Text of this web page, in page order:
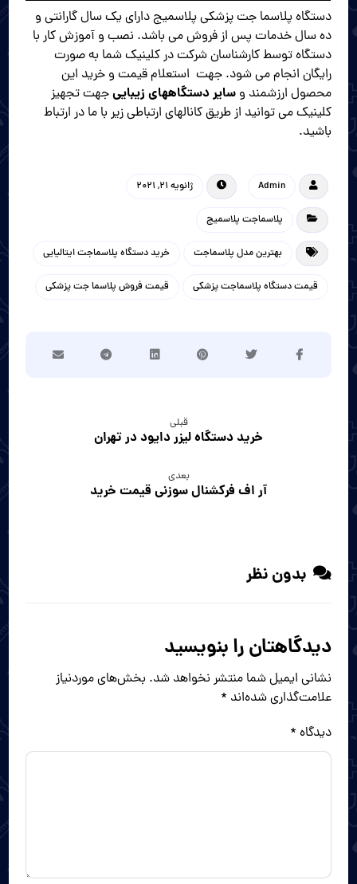
دستگاه پلاسما جت پزشکی پلاسمیج دارای یک سال گارانتی و
ده سال خدمات پس از فروش می باشد. نصب و آموزش کار با
دستگاه توسط کارشناسان شرکت در کلینیک شما به صورت
رایگان انجام می شود. جهت استعلام قیمت و خرید این
محصول ارزشمند وسایر دستگاههای زیباییجهت تجهیز
کلینیک می توانید از طریق کانالهای ارتباطی زیر با ما در ارتباط
باشید.
Admin ژانویه 21, 2021
پلاسماجت پلاسمیج
بهترین مدل پلاسماجت خرید دستگاه پلاسماجت ایتالیایی
قیمت دستگاه پلاسماجت پزشکی قیمت فروش پلاسما جت پزشکی
قبلی
خرید دستگاه لیزر دایود در تهران
بعدی
آر اف فرکشنال سوزنی قیمت خرید
بدون نظر
دیدگاهتان را بنویسید
نشانی ایمیل شما منتشر نخواهد شد. بخش‌های موردنیاز
علامت‌گذاری شده‌اند *
دیدگاه *